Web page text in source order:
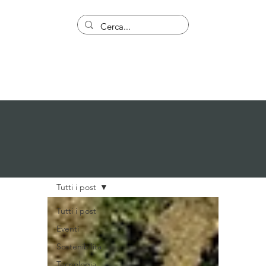
Tutti i post
Eventi
Sostenibilità
Tutti i post